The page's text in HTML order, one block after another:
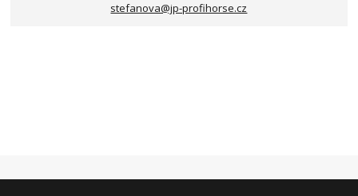
stefanova@jp-profihorse.cz